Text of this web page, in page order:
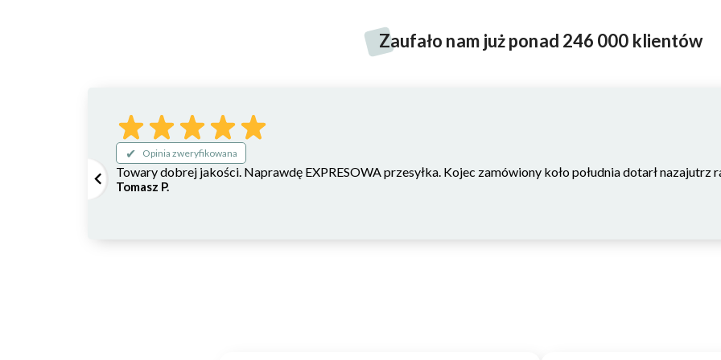
smykom mnóstwo radości, a jednocześnie pobudzając ich zmysły. Zawarte w nim elementy to
stymulacji sensorycznej, wspomagają zrównoważony rozwój dziecka.
Zaufało nam już ponad 246 000 klientów
Opinia zweryfikowana
Towary dobrej jakości. Naprawdę EXPRESOWA przesyłka. Kojec zamówiony koło południa dotarł nazajutrz
Tomasz P.